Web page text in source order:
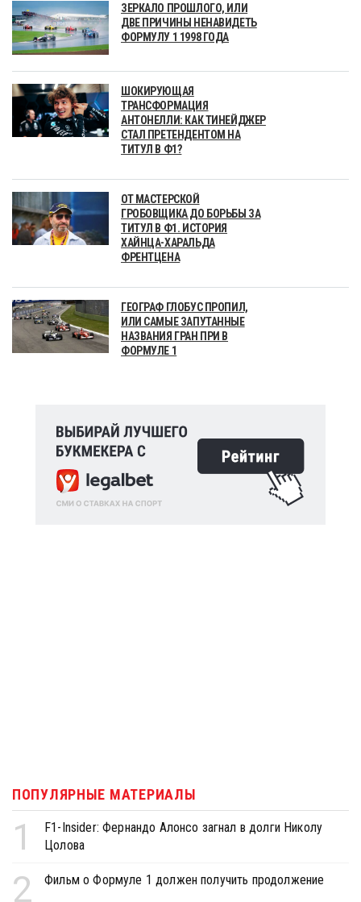
ЗЕРКАЛО ПРОШЛОГО, ИЛИ
ДВЕ ПРИЧИНЫ НЕНАВИДЕТЬ
ФОРМУЛУ 1 1998 ГОДА
ШОКИРУЮЩАЯ
ТРАНСФОРМАЦИЯ
АНТОНЕЛЛИ: КАК ТИНЕЙДЖЕР
СТАЛ ПРЕТЕНДЕНТОМ НА
ТИТУЛ В Ф1?
ОТ МАСТЕРСКОЙ
ГРОБОВЩИКА ДО БОРЬБЫ ЗА
ТИТУЛ В Ф1. ИСТОРИЯ
ХАЙНЦА-ХАРАЛЬДА
ФРЕНТЦЕНА
ГЕОГРАФ ГЛОБУС ПРОПИЛ,
ИЛИ САМЫЕ ЗАПУТАННЫЕ
НАЗВАНИЯ ГРАН ПРИ В
ФОРМУЛЕ 1
ПОПУЛЯРНЫЕ МАТЕРИАЛЫ
1
F1-Insider: Фернандо Алонсо загнал в долги Николу
Цолова
2 Фильм о Формуле 1 должен получить продолжение